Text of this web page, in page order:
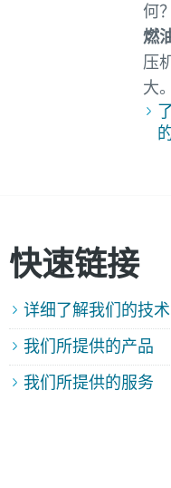
何？
燃
压
大。
快速链接
详细了解我们的技术
我们所提供的产品
我们所提供的服务